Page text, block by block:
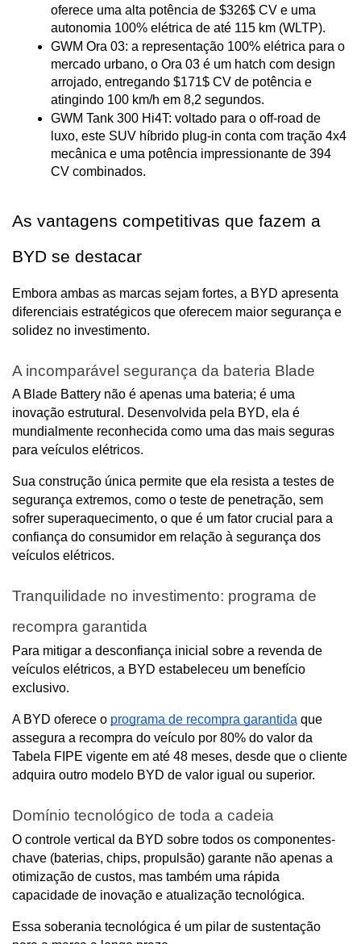
oferece uma alta potência de $326$ CV e uma
autonomia 100% elétrica de até 115 km (WLTP).
GWM Ora 03: a representação 100% elétrica para o
mercado urbano, o Ora 03 é um hatch com design
arrojado, entregando $171$ CV de potência e
atingindo 100 km/h em 8,2 segundos.
GWM Tank 300 Hi4T: voltado para o off-road de
luxo, este SUV híbrido plug-in conta com tração 4x4
mecânica e uma potência impressionante de 394
CV combinados.
As vantagens competitivas que fazem a
BYD se destacar
Embora ambas as marcas sejam fortes, a BYD apresenta
diferenciais estratégicos que oferecem maior segurança e
solidez no investimento.
A incomparável segurança da bateria Blade
A Blade Battery não é apenas uma bateria; é uma
inovação estrutural. Desenvolvida pela BYD, ela é
mundialmente reconhecida como uma das mais seguras
para veículos elétricos.
Sua construção única permite que ela resista a testes de
segurança extremos, como o teste de penetração, sem
sofrer superaquecimento, o que é um fator crucial para a
confiança do consumidor em relação à segurança dos
veículos elétricos.
Tranquilidade no investimento: programa de
recompra garantida
Para mitigar a desconfiança inicial sobre a revenda de
veículos elétricos, a BYD estabeleceu um benefício
exclusivo.
A BYD oferece o programa de recompra garantida que
assegura a recompra do veículo por 80% do valor da
Tabela FIPE vigente em até 48 meses, desde que o cliente
adquira outro modelo BYD de valor igual ou superior.
Domínio tecnológico de toda a cadeia
O controle vertical da BYD sobre todos os componentes-
chave (baterias, chips, propulsão) garante não apenas a
otimização de custos, mas também uma rápida
capacidade de inovação e atualização tecnológica.
Essa soberania tecnológica é um pilar de sustentação